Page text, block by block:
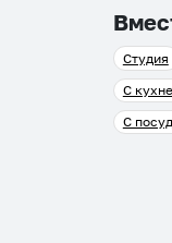
Студия
С
С